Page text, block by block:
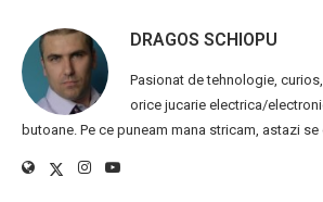
DRAGOS SCHIOPU
Pasionat de tehnologie,
orice jucarie electrica/
butoane. Pe ce puneam mana stricam, astazi